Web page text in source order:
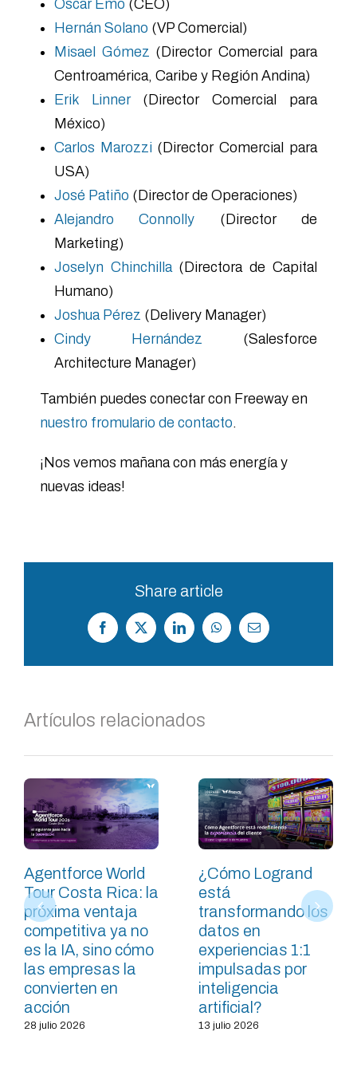
Oscar Emo (CEO)
Hernán Solano (VP Comercial)
Misael Gómez (Director Comercial para
Centroamérica, Caribe y Región Andina)
Erik Linner(Director Comercial para
México)
Carlos Marozzi (Director Comercial para
USA)
José Patiño (Director de Operaciones)
Alejandro Connolly (Director de
Marketing)
Joselyn Chinchilla(Directora de Capital
Humano)
Joshua Pérez (Delivery Manager)
Cindy Hernández (Salesforce
Architecture Manager)
También puedes conectar con Freeway en
nuestro fromulario de contacto.
¡Nos vemos mañana con más energía y
nuevas ideas!
Share article
Facebook
X LinkedInWhatsApp
Correo
electrónico
Artículos relacionados
Agentforce World
Tour Costa Rica: la
próxima ventaja
competitiva ya no
es la IA, sino cómo
las empresas la
convierten en
acción
28 julio 2026
¿Cómo Logrand
está
transformando los
datos en
experiencias 1:1
impulsadas por
inteligencia
artificial?
13 julio 2026